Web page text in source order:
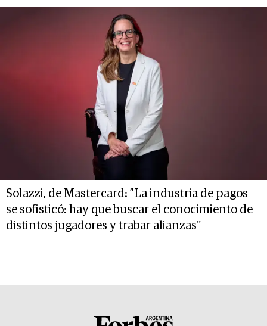
Solazzi, de Mastercard: ”La industria de pagos
se sofisticó: hay que buscar el conocimiento de
distintos jugadores y trabar alianzas"